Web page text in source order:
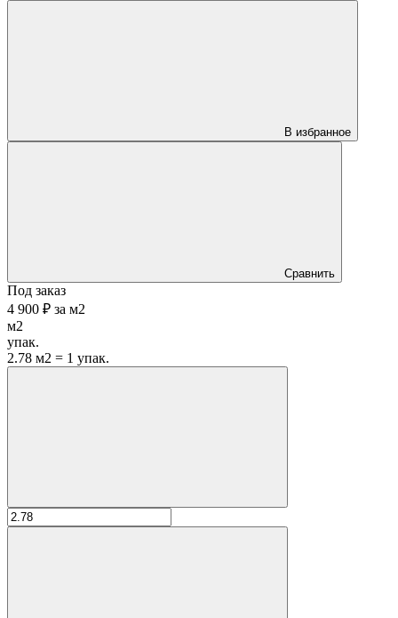
В избранное
Сравнить
Под заказ
4 900 ₽ за м2
м2
упак.
2.78 м2 = 1 упак.